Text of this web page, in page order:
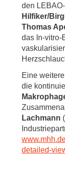
den
Hilfiker/
Thomas
das In-vitro-
Eine
die
Lachmann
detailed-